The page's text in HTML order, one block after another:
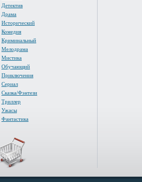
Детектив
Драма
Исторический
Комедия
Криминальный
Мелодрама
Мистика
Обучающий
Приключения
Сериал
Сказка/Фэнтези
Триллер
Ужасы
Фантастика